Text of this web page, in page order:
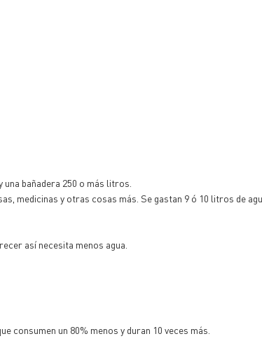
una bañadera 250 o más litros.
medicinas y otras cosas más. Se gastan 9 ó 10 litros de
así necesita menos agua.
un 80% menos y duran 10 veces más.